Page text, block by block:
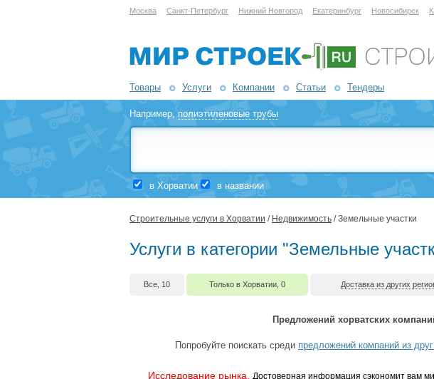
Москва Санкт-Петербург Нижний Новгород Екатеринбург Новосибирск
Товары Услуги Компании Статьи Тендеры
Например,полиэтиленовые трубы
в Хорватии в названии
Строительные услуги в Хорватии / Недвижимость / Земельные участки
Услуги в категории "Земельные
Все, 10 Только в Хорватии, 0 Доставка из других
Предложений хорватских
Попробуйте поискать среди предложений компаний из
Исследование рынка.
Достоверная информация сэкономит вам